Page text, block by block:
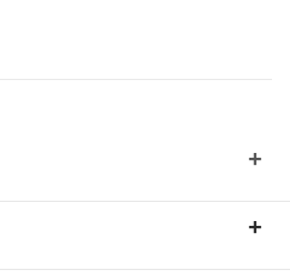
+
+